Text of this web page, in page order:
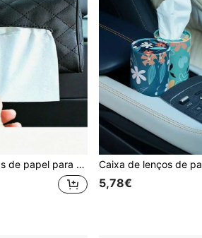
guardanapo facial, saco de papel montado no para-sol, apoio de braço
5,78€